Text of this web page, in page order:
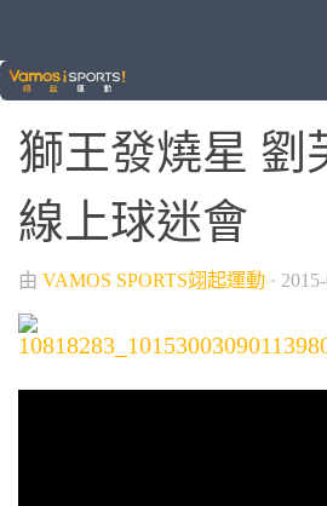
獅王發燒星
獅王發燒星 劉
線上球迷會
由 VAMOS SPORTS翊起運動 ·